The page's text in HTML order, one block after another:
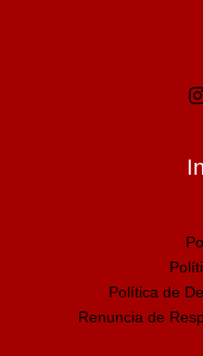
Política de
Renuncia de